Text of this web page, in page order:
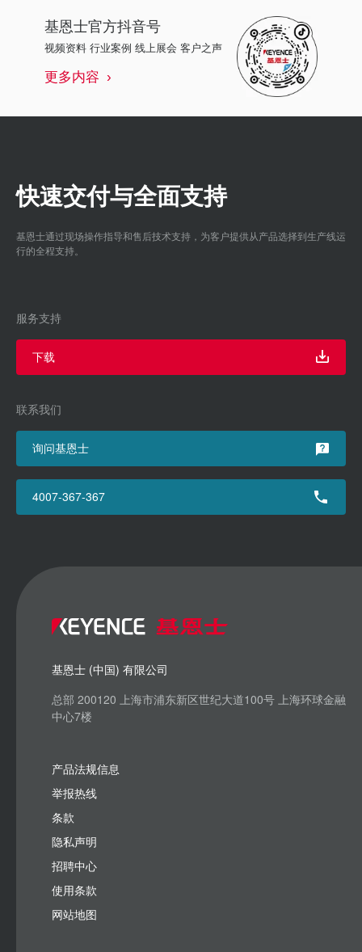
基恩士官方抖音号
视频资料 行业案例 线上展会 客户之声
更多内容
快速交付与全面支持
基恩士通过现场操作指导和售后技术支持，为客户提供从产品选择到生产线运
行的全程支持。
服务支持
下载
联系我们
询问基恩士
4007-367-367
基恩士 (中国) 有限公司
总部 200120 上海市浦东新区世纪大道100号 上海环球金融
中心7楼
产品法规信息
举报热线
条款
隐私声明
招聘中心
使用条款
网站地图